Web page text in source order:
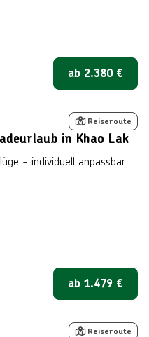
ab 2.380 €
Reiseroute
in Khao Lak
- individuell anpassbar
ab 1.479 €
Reiseroute